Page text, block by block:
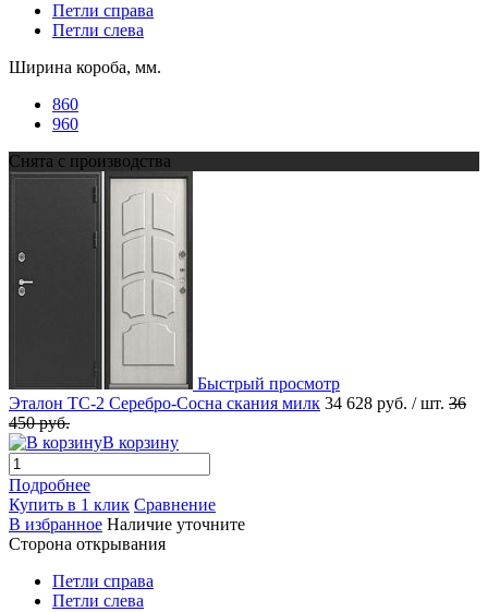
Петли справа
Петли слева
Ширина короба, мм.
860
960
Снята с производства
Быстрый просмотр
Эталон ТС-2 Серебро-Сосна скания милк 34 628 руб. / шт. 36
450 руб.
В корзину
Подробнее
Купить в 1 клик Сравнение
В избранное Наличие уточните
Сторона открывания
Петли справа
Петли слева